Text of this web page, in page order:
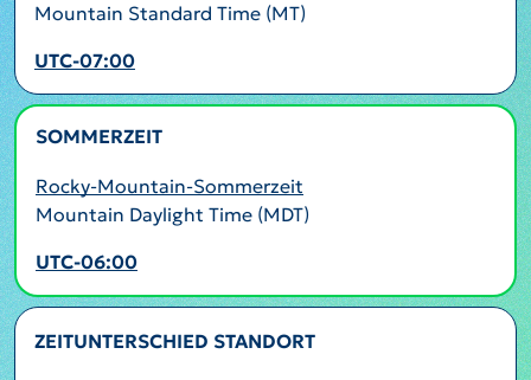
Mountain Standard Time (MT)
UTC-07:00
SOMMERZEIT
Rocky-Mountain-Sommerzeit
Mountain Daylight Time (MDT)
UTC-06:00
ZEITUNTERSCHIED STANDORT